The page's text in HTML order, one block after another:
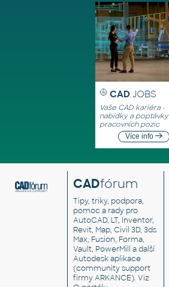
CAD JOBS
Vaše CAD kariéra -
nabídky a poptávky
pracovních pozic
Více info
CADfórum
Tipy, triky, podpora,
pomoc a rady pro
AutoCAD, LT, Inventor,
Revit, Map, Civil 3D, 3ds
Max, Fusion, Forma,
Vault, PowerMill a další
Autodesk aplikace
(community support
firmy ARKANCE). Viz